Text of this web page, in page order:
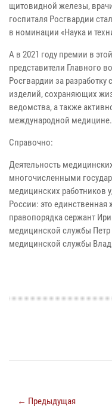
щитовидной железы,
госпиталя Росгвардии
в номинации «Наука и
А в 2021 году премии в
представители Главного
Росгвардии за
изделий, сохраняющих
ведомства, а также
международной медицине.
Справочно:
Деятельность
многочисленными
медицинских работников
России: это
правопорядка сержант
медицинской службы
медицинской службы
← Предыдущая